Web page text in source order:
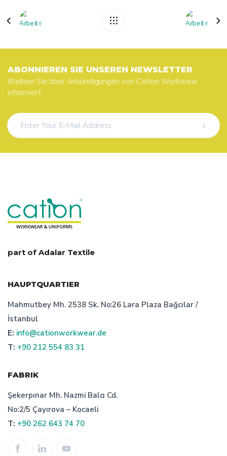
ABONNIEREN SIE UNSEREN NEWSLETTER
Bleiben Sie über Ankündigungen von Cation Workwear
informiert.
part of Adalar Textile
HAUPTQUARTIER
Mahmutbey Mh. 2538 Sk. No:26 Lara Plaza Bağcılar /
İstanbul
E: info@cationworkwear.de
T: +90 212 554 83 31
FABRIK
Şekerpınar Mh. Nazmi Balcı Cd.
No:2/5 Çayırova – Kocaeli
T: +90 262 643 74 70